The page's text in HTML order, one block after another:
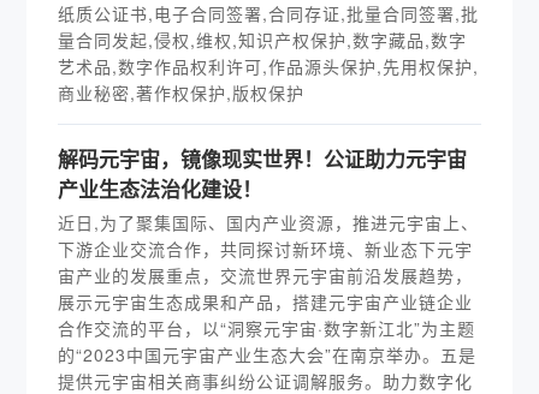
纸质公证书,电子合同签署,合同存证,批量合同签署,批
量合同发起,侵权,维权,知识产权保护,数字藏品,数字
艺术品,数字作品权利许可,作品源头保护,先用权保护,
商业秘密,著作权保护,版权保护
解码元宇宙，镜像现实世界！公证助力元宇宙
产业生态法治化建设！
近日,为了聚集国际、国内产业资源，推进元宇宙上、
下游企业交流合作，共同探讨新环境、新业态下元宇
宙产业的发展重点，交流世界元宇宙前沿发展趋势，
展示元宇宙生态成果和产品，搭建元宇宙产业链企业
合作交流的平台，以“洞察元宇宙·数字新江北”为主题
的“2023中国元宇宙产业生态大会”在南京举办。五是
提供元宇宙相关商事纠纷公证调解服务。助力数字化